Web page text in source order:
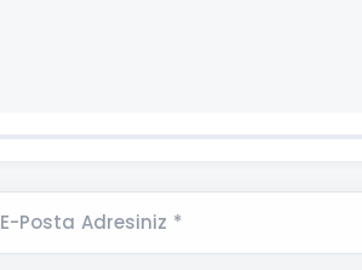
E-Posta Adresiniz *